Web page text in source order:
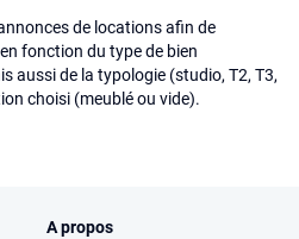
de locations afin de
fonction du type de bien
aussi de la typologie (studio, T2, T3,
choisi (meublé ou vide).
A propos